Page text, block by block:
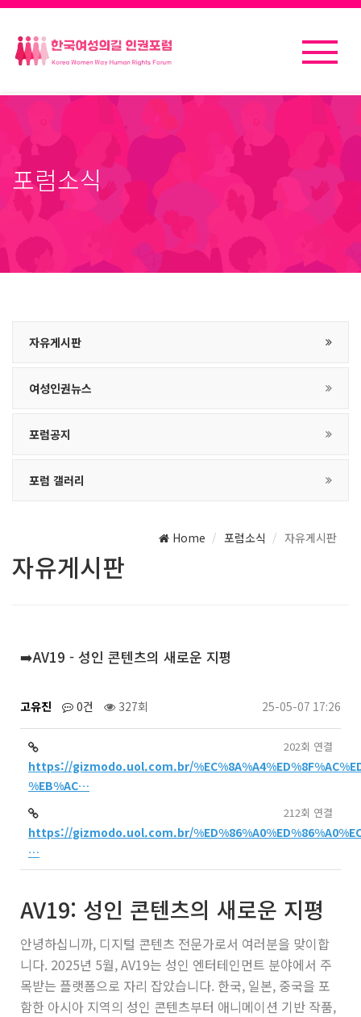
포럼소식
자유게시판
여성인권뉴스
포럼공지
포럼 갤러리
Home 포럼소식 자유게시판
자유게시판
➡️AV19 - 성인 콘텐츠의 새로운 지평
고유진 0건 327회 25-05-07 17:26
https://gizmodo.uol.com.br/
%EB%AC…
202회 연결
https://gizmodo.uol.com.br/
…
212회 연결
AV19: 성인 콘텐츠의 새로운 지평
안녕하십니까, 디지털 콘텐츠 전문가로서 여러분을 맞이합
니다. 2025년 5월, AV19는 성인 엔터테인먼트 분야에서 주
목받는 플랫폼으로 자리 잡았습니다. 한국, 일본, 중국을 포
함한 아시아 지역의 성인 콘텐츠부터 애니메이션 기반 작품,